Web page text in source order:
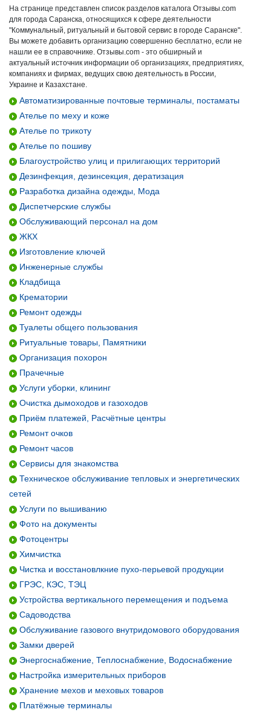
На странице представлен список разделов каталога Отзывы.com
для города Саранска, относящихся к сфере деятельности
"Коммунальный, ритуальный и бытовой сервис в городе Саранске".
Вы можете добавить организацию совершенно бесплатно, если не
нашли ее в справочнике. Отзывы.com - это обширный и
актуальный источник информации об организациях, предприятиях,
компаниях и фирмах, ведущих свою деятельность в России,
Украине и Казахстане.
Автоматизированные почтовые терминалы, постаматы
Ателье по меху и коже
Ателье по трикоту
Ателье по пошиву
Благоустройство улиц и прилигающих территорий
Дезинфекция, дезинсекция, дератизация
Разработка дизайна одежды, Мода
Диспетчерские службы
Обслуживающий персонал на дом
ЖКХ
Изготовление ключей
Инженерные службы
Кладбища
Крематории
Ремонт одежды
Туалеты общего пользования
Ритуальные товары, Памятники
Организация похорон
Прачечные
Услуги уборки, клининг
Очистка дымоходов и газоходов
Приём платежей, Расчётные центры
Ремонт очков
Ремонт часов
Сервисы для знакомства
Техническое обслуживание тепловых и энергетических
сетей
Услуги по вышиванию
Фото на документы
Фотоцентры
Химчистка
Чистка и восстановлкние пухо-перьевой продукции
ГРЭС, КЭС, ТЭЦ
Устройства вертикального перемещения и подъема
Садоводства
Обслуживание газового внутридомового оборудования
Замки дверей
Энергоснабжение, Теплоснабжение, Водоснабжение
Настройка измерительных приборов
Хранение мехов и меховых товаров
Платёжные терминалы